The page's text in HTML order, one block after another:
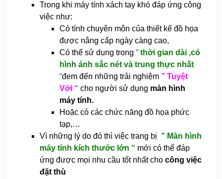
Trong khi máy tính xách tay khó đáp ứng công
việc như:
Có tính chuyên môn của thiết kế đồ họa
được nâng cấp ngày càng cao,
Có thể sử dụng trong ” thời gian dài ,có
hình ảnh sắc nét và trung thực nhất
“đem đến những trải nghiệm ” Tuyệt
Vời “ cho người sử dụng màn hình
máy tính.
Hoặc có các chức năng đồ họa phức
tạp,…
Vì những lý do đó thì việc trang bị ” Màn hình
máy tính kích thước lớn “ mới có thể đáp
ứng được mọi nhu cầu tốt nhất cho công việc
đặt thù